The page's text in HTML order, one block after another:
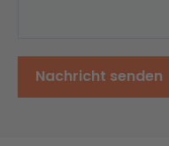
Nachricht senden